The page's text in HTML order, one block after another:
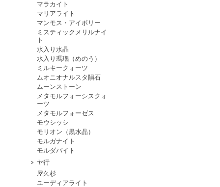
マラカイト
マリアライト
マンモス・アイボリー
ミスティックメリルナイ
ト
水入り水晶
水入り瑪瑙（めのう）
ミルキークォーツ
ムオニオナルスタ隕石
ムーンストーン
メタモルフォーシスクォ
ーツ
メタモルフォーゼス
モウシッシ
モリオン（黒水晶）
モルガナイト
モルダバイト
ヤ行
屋久杉
ユーディアライト